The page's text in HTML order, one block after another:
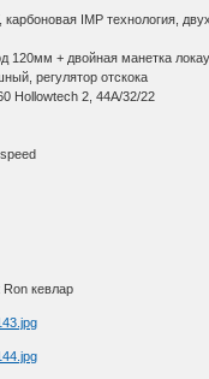
IMP технология,
120мм + двойная манетка
регулятор отскока
Hollowtech 2, 44A/32/22
кевлар